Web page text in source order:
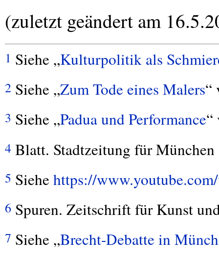
(zuletzt geändert am
1 Siehe „Kulturpolitik als
2 Siehe „Zum Tode eines Malers“
3 Siehe „Padua und Performance“
4 Blatt. Stadtzeitung für
5 Siehe https://
6 Spuren. Zeitschrift für Kunst
7 Siehe „Brecht-Debatte in